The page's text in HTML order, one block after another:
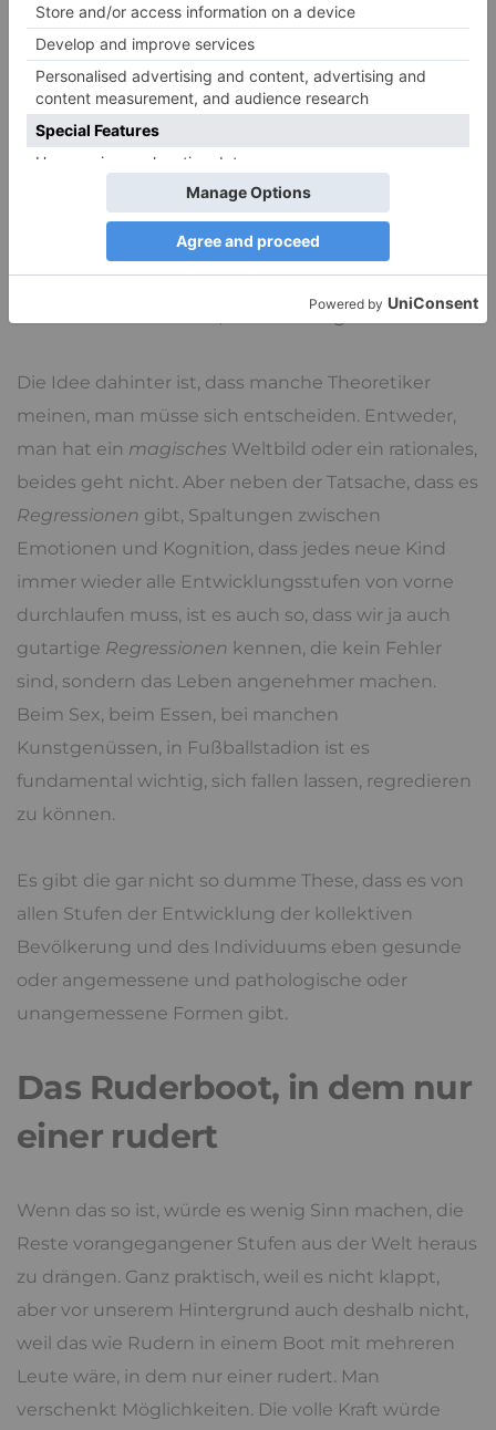
Zieht man einen Strich drunter, kann man sagen,
dass inmitten derAufklärungund einer
hochtechnologisierten Gesellschaft sehr altes
Denken wieder durchbricht. Also noch mehr
, neue Versuche alles was überkommen
scheint zu beseitigen, um endlich alle Reste des
alten Aberglaubens weg zu bekommen? Das ist der
Weg den man seit langer Zeit geht und der, wie
immer mehr dämmert, keinen Erfolg haben wird.
Die Idee dahinter ist, dass manche Theoretiker
meinen, man müsse sich entscheiden. Entweder,
man hat ein magisches Weltbild oder ein rationales,
beides geht nicht. Aber neben der Tatsache, dass es
Regressionen gibt, Spaltungen zwischen
Emotionen und Kognition, dass jedes neue Kind
immer wieder alle Entwicklungsstufen von vorne
durchlaufen muss, ist es auch so, dass wir ja auch
gutartige Regressionen kennen, die kein Fehler
sind, sondern das Leben angenehmer machen.
Beim Sex, beim Essen, bei manchen
Kunstgenüssen, in Fußballstadion ist es
fundamental wichtig, sich fallen lassen, regredieren
zu können.
Es gibt die gar nicht so dumme These, dass es von
allen Stufen der Entwicklung der kollektiven
Bevölkerung und des Individuums eben gesunde
oder angemessene und pathologische oder
unangemessene Formen gibt.
Das Ruderboot, in dem nur
einer rudert
Wenn das so ist, würde es wenig Sinn machen, die
Reste vorangegangener Stufen aus der Welt heraus
zu drängen. Ganz praktisch, weil es nicht klappt,
aber vor unserem Hintergrund auch deshalb nicht,
weil das wie Rudern in einem Boot mit mehreren
Leute wäre, in dem nur einer rudert. Man
verschenkt Möglichkeiten. Die volle Kraft würde